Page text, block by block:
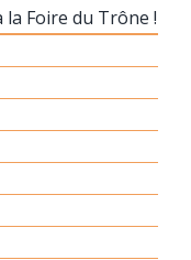
la Foire du Trône !